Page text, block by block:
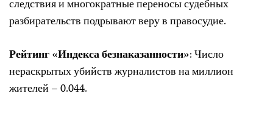
следствия и многократные переносы судебных
разбирательств подрывают веру в правосудие.
Рейтинг «Индекса безнаказанности»: Число
нераскрытых убийств журналистов на миллион
жителей – 0.044.